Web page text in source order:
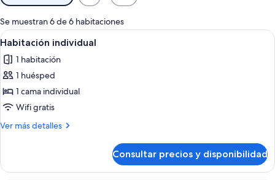
disponibles
para
las
habitaciones
Se muestran 6 de 6 habitaciones
Abrir
todas
las
fotos
de
Habitación
individual
Una cama pequeña y bien
4
Habitación individual
1 habitación
1 huésped
1 cama individual
Wifi gratis
Ver más detalles
Más
individual
Consultar precios y disponibilidad